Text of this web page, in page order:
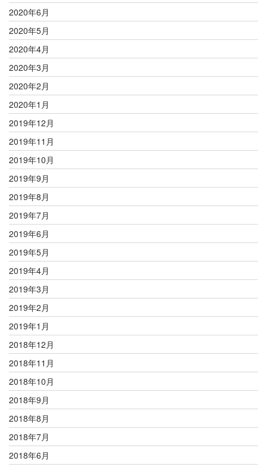
2020年6月
2020年5月
2020年4月
2020年3月
2020年2月
2020年1月
2019年12月
2019年11月
2019年10月
2019年9月
2019年8月
2019年7月
2019年6月
2019年5月
2019年4月
2019年3月
2019年2月
2019年1月
2018年12月
2018年11月
2018年10月
2018年9月
2018年8月
2018年7月
2018年6月